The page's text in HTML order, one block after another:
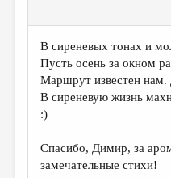
В сиреневых тонах и
Пусть осень за окном
Маршрут известен
В сиреневую жизнь
:)
Спасибо, Димир, за
замечательные стихи!